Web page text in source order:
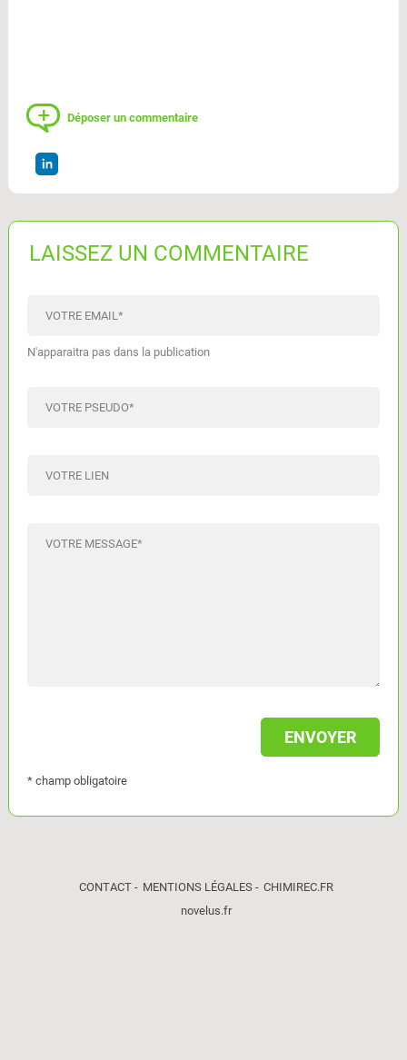
Déposer un commentaire
LAISSEZ UN COMMENTAIRE
VOTRE EMAIL *
N'apparaitra pas dans la publication
VOTRE PSEUDO*
VOTRE LIEN
VOTRE MESSAGE*
* champ obligatoire
CONTACT MENTIONS LÉGALES
CHIMIREC.FR
novelus.fr